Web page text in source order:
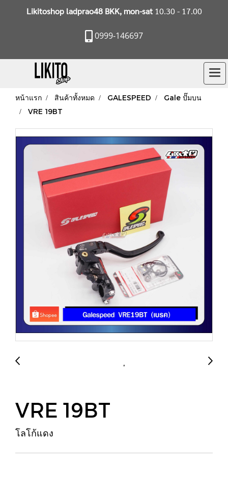
Likitoshop ladprao48 BKK, mon-sat10.30 - 17.00
0999-146697
หน้าแรก สินค้าทั้งหมด GALESPEED
Gale ปั๊มบน
VRE 19BT
VRE 19BT
โลโก้แดง